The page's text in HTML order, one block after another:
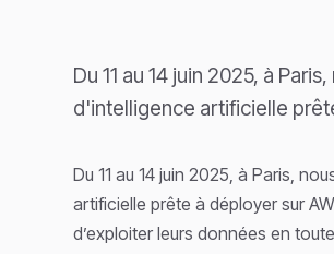
Du 11 au 14 juin 2025, à
d'intelligence artificielle
Du 11 au 14 juin 2025, à Paris,
artificielle prête à déployer sur
d’exploiter leurs données en